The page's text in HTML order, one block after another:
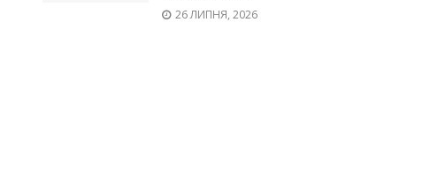
26 ЛИПНЯ, 2026